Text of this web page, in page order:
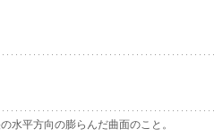
水平方向の膨らんだ曲面のこと。